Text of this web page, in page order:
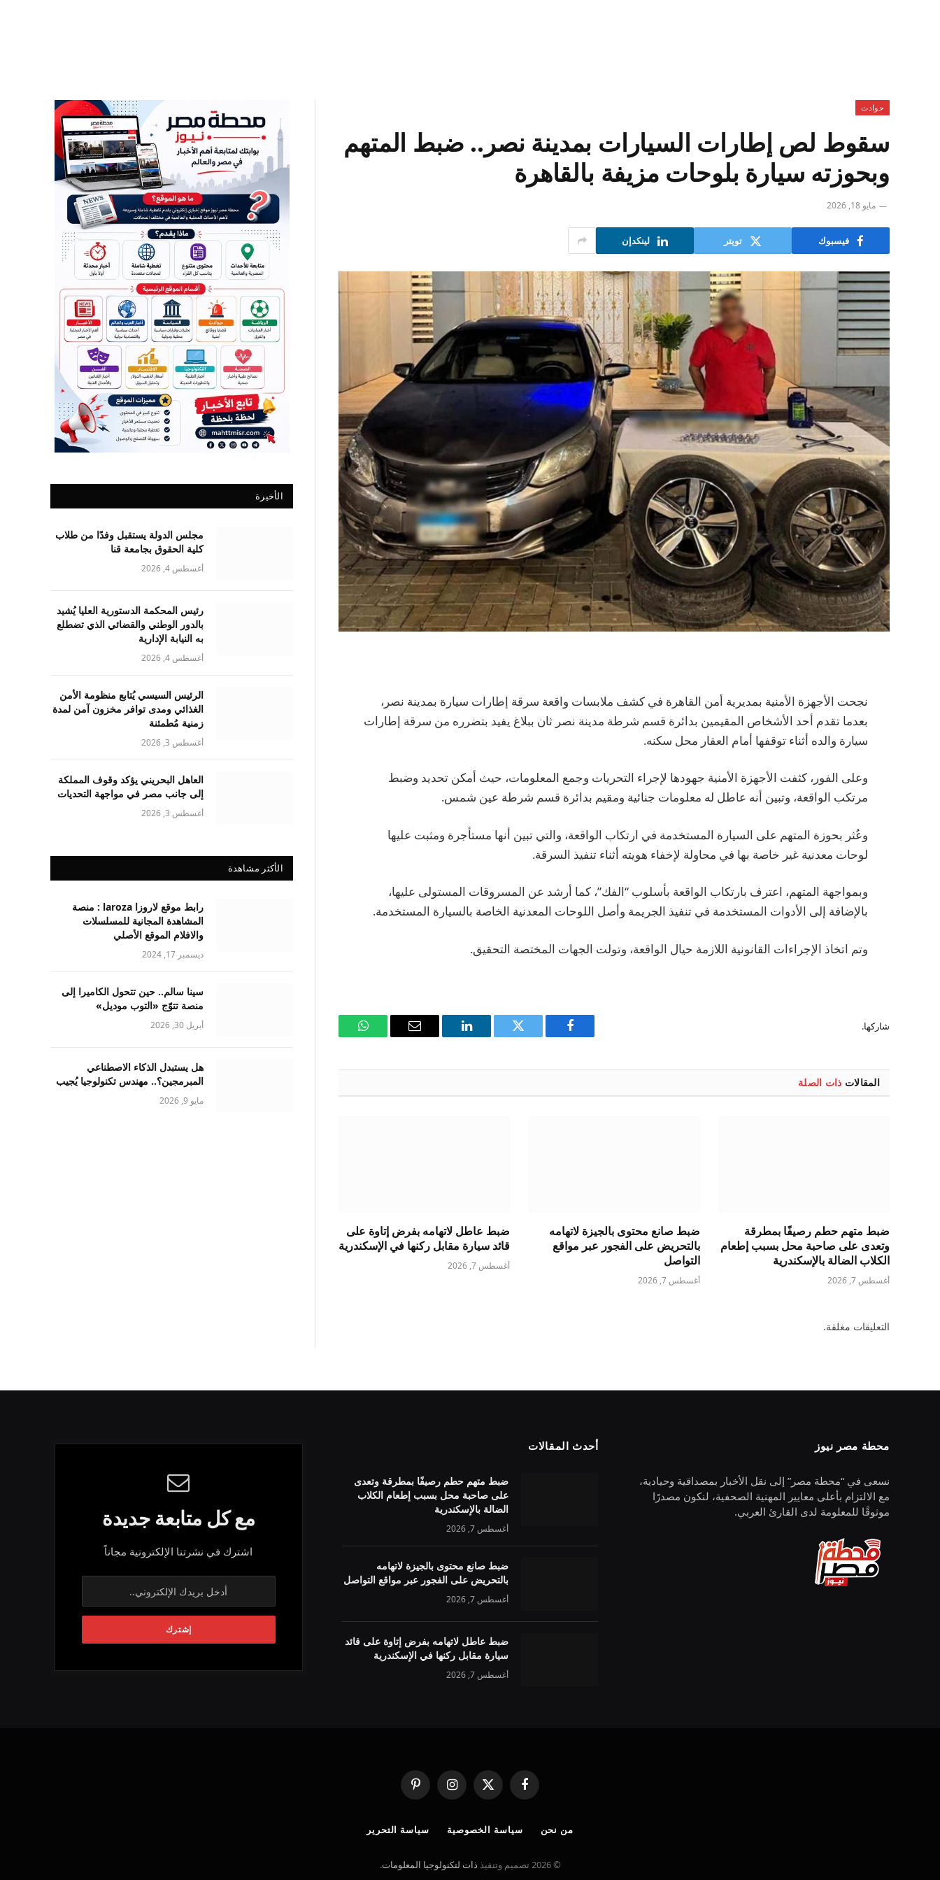
حوادث
سقوط لص إطارات السيارات بمدينة نصر.. ضبط المتهم
وبحوزته سيارة بلوحات مزيفة بالقاهرة
مايو 18, 2026
فيسبوك تويتر لينكدإن
نجحت الأجهزة الأمنية بمديرية أمن القاهرة في كشف ملابسات واقعة سرقة إطارات سيارة بمدينة نصر،
بعدما تقدم أحد الأشخاص المقيمين بدائرة قسم شرطة مدينة نصر ثان ببلاغ يفيد بتضرره من سرقة إطارات
سيارة والده أثناء توقفها أمام العقار محل سكنه.
وعلى الفور، كثفت الأجهزة الأمنية جهودها لإجراء التحريات وجمع المعلومات، حيث أمكن تحديد وضبط
مرتكب الواقعة، وتبين أنه عاطل له معلومات جنائية ومقيم بدائرة قسم شرطة عين شمس.
وعُثر بحوزة المتهم على السيارة المستخدمة في ارتكاب الواقعة، والتي تبين أنها مستأجرة ومثبت عليها
لوحات معدنية غير خاصة بها في محاولة لإخفاء هويته أثناء تنفيذ السرقة.
وبمواجهة المتهم، اعترف بارتكاب الواقعة بأسلوب “الفك”، كما أرشد عن المسروقات المستولى عليها،
بالإضافة إلى الأدوات المستخدمة في تنفيذ الجريمة وأصل اللوحات المعدنية الخاصة بالسيارة المستخدمة.
وتم اتخاذ الإجراءات القانونية اللازمة حيال الواقعة، وتولت الجهات المختصة التحقيق.
شاركها.
فيسبوك
تويتر لينكدإن
البريد
واتساب
المقالات ذات الصلة
ضبط متهم حطم رصيفًا بمطرقة
وتعدى على صاحبة محل بسبب إطعام
الكلاب الضالة بالإسكندرية
أغسطس 7, 2026
ضبط صانع محتوى بالجيزة لاتهامه
بالتحريض على الفجور عبر مواقع
التواصل
أغسطس 7, 2026
ضبط عاطل لاتهامه بفرض إتاوة على
قائد سيارة مقابل ركنها في الإسكندرية
أغسطس 7, 2026
التعليقات مغلقة.
الأخيرة
مجلس الدولة يستقبل وفدًا من طلاب
كلية الحقوق بجامعة قنا
أغسطس 4, 2026
رئيس المحكمة الدستورية العليا يُشيد
بالدور الوطني والقضائي الذي تضطلع
به النيابة الإدارية
أغسطس 4, 2026
الرئيس السيسي يُتابع منظومة الأمن
الغذائي ومدى توافر مخزون آمن لمدة
زمنية مُطمئنة
أغسطس 3, 2026
العاهل البحريني يؤكد وقوف المملكة
إلى جانب مصر في مواجهة التحديات
أغسطس 3, 2026
الأكثر مشاهدة
رابط موقع لاروزا laroza : منصة
المشاهدة المجانية للمسلسلات
والافلام الموقع الأصلي
ديسمبر 17, 2024
سينا سالم.. حين تتحول الكاميرا إلى
منصة تتوّج «التوب موديل»
أبريل 30, 2026
هل يستبدل الذكاء الاصطناعي
المبرمجين؟.. مهندس تكنولوجيا يُجيب
مايو 9, 2026
محطة مصر نيوز
نسعى في “محطة مصر” إلى نقل الأخبار بمصداقية وحيادية،
مع الالتزام بأعلى معايير المهنية الصحفية، لنكون مصدرًا
موثوقًا للمعلومة لدى القارئ العربي.
أحدث المقالات
ضبط متهم حطم رصيفًا بمطرقة وتعدى
على صاحبة محل بسبب إطعام الكلاب
الضالة بالإسكندرية
أغسطس 7, 2026
ضبط صانع محتوى بالجيزة لاتهامه
بالتحريض على الفجور عبر مواقع التواصل
أغسطس 7, 2026
ضبط عاطل لاتهامه بفرض إتاوة على قائد
سيارة مقابل ركنها في الإسكندرية
أغسطس 7, 2026
مع كل متابعة جديدة
اشترك في نشرتنا الإلكترونية مجاناً
فيسبوك
X
(Twitter)
الانستغرامبينتيريست
من نحن سياسة الخصوصية سياسة التحرير
© 2026 تصميم وتنفيذ ذات لتكنولوجيا المعلومات.